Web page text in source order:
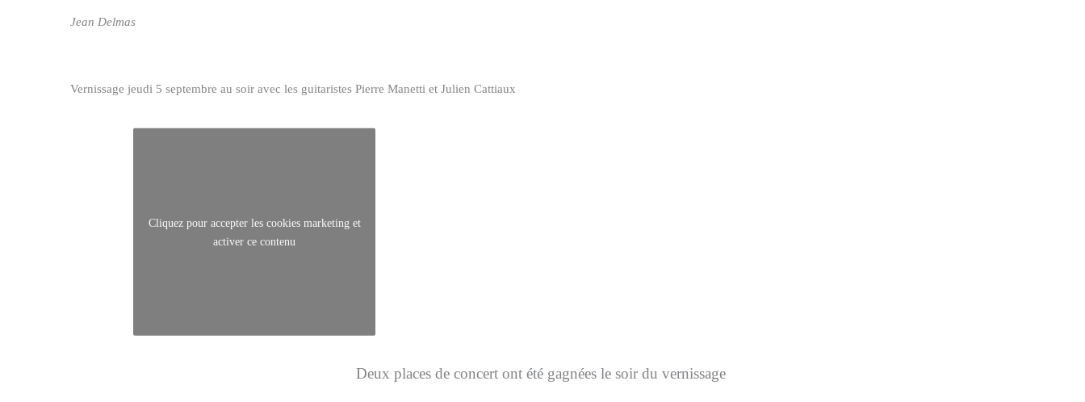
Jean Delmas
Vernissage jeudi 5 septembre au soir avec les guitaristes Pierre Manetti et Julien Cattiaux
Cliquez pour accepter les cookies marketing et
activer ce contenu
Deux places de concert ont été gagnées le soir du vernissage